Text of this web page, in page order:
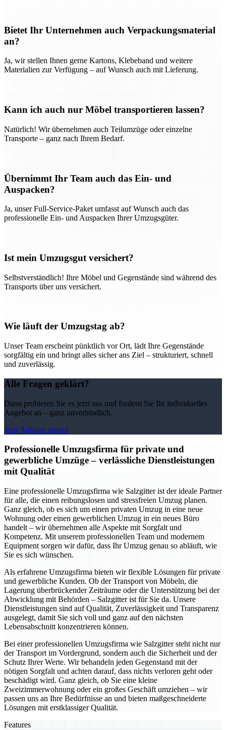
Bietet Ihr Unternehmen auch Verpackungsmaterial
an?
Ja, wir stellen Ihnen gerne Kartons, Klebeband und weitere
Materialien zur Verfügung – auf Wunsch auch mit Lieferung.
Kann ich auch nur Möbel transportieren lassen?
Natürlich! Wir übernehmen auch Teilumzüge oder einzelne
Transporte – ganz nach Ihrem Bedarf.
Übernimmt Ihr Team auch das Ein- und
Auspacken?
Ja, unser Full-Service-Paket umfasst auf Wunsch auch das
professionelle Ein- und Auspacken Ihrer Umzugsgüter.
Ist mein Umzugsgut versichert?
Selbstverständlich! Ihre Möbel und Gegenstände sind während des
Transports über uns versichert.
Wie läuft der Umzugstag ab?
Unser Team erscheint pünktlich vor Ort, lädt Ihre Gegenstände
sorgfältig ein und bringt alles sicher ans Ziel – strukturiert, schnell
und zuverlässig.
Alle Fragen geklärt?
Dann probieren Sie es jetzt aus und fordern Sie Ihr individuelles
Angebot an – ganz unverbindlich.
Jetzt Anfrage starten
Professionelle Umzugsfirma für private und
gewerbliche Umzüge – verlässliche Dienstleistungen
mit Qualität
Eine professionelle Umzugsfirma wie Salzgitter ist der ideale Partner
für alle, die einen reibungslosen und stressfreien Umzug planen.
Ganz gleich, ob es sich um einen privaten Umzug in eine neue
Wohnung oder einen gewerblichen Umzug in ein neues Büro
handelt – wir übernehmen alle Aspekte mit Sorgfalt und
Kompetenz. Mit unserem professionellen Team und modernem
Equipment sorgen wir dafür, dass Ihr Umzug genau so abläuft, wie
Sie es sich wünschen.
Als erfahrene Umzugsfirma bieten wir flexible Lösungen für private
und gewerbliche Kunden. Ob der Transport von Möbeln, die
Lagerung überbrückender Zeiträume oder die Unterstützung bei der
Abwicklung mit Behörden – Salzgitter ist für Sie da. Unsere
Dienstleistungen sind auf Qualität, Zuverlässigkeit und Transparenz
ausgelegt, damit Sie sich voll und ganz auf den nächsten
Lebensabschnitt konzentrieren können.
Bei einer professionellen Umzugsfirma wie Salzgitter steht nicht nur
der Transport im Vordergrund, sondern auch die Sicherheit und der
Schutz Ihrer Werte. Wir behandeln jeden Gegenstand mit der
nötigen Sorgfalt und achten darauf, dass nichts verloren geht oder
beschädigt wird. Ganz gleich, ob Sie eine kleine
Zweizimmerwohnung oder ein großes Geschäft umziehen – wir
passen uns an Ihre Bedürfnisse an und bieten maßgeschneiderte
Lösungen mit erstklassiger Qualität.
Features